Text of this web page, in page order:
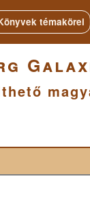
témakörei